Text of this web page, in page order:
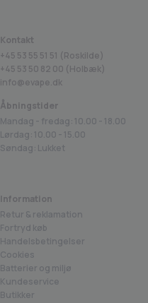
Kontakt
+45 53 55 51 51 (Roskilde)
+45 53 50 82 00 (Holbæk)
info@evape.dk
Åbningstider
Mandag - fredag: 10.00 - 18.00
Lørdag: 10.00 - 15.00
Søndag: Lukket
Information
Retur & reklamation
Fortryd køb
Handelsbetingelser
Cookies
Batterier og miljø
Kundeservice
Butikker